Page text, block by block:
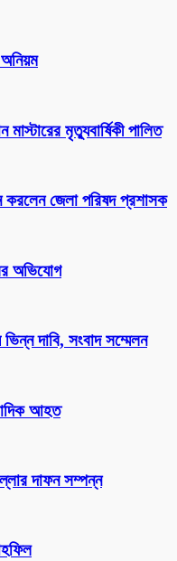
মৃত্যুবার্ষিকী পালিত
জেলা পরিষদ প্রশাসক
অভিযোগ
দাবি, সংবাদ সম্মেলন
আহত
দাফন সম্পন্ন